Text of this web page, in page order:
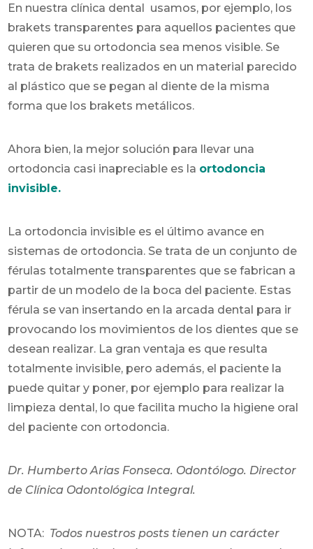
En nuestra clínica dental usamos, por ejemplo, los
brakets transparentes para aquellos pacientes que
quieren que su ortodoncia sea menos visible. Se
trata de brakets realizados en un material parecido
al plástico que se pegan al diente de la misma
forma que los brakets metálicos.
Ahora bien, la mejor solución para llevar una
ortodoncia casi inapreciable es la ortodoncia
invisible.
La ortodoncia invisible es el último avance en
sistemas de ortodoncia. Se trata de un conjunto de
férulas totalmente transparentes que se fabrican a
partir de un modelo de la boca del paciente. Estas
férula se van insertando en la arcada dental para ir
provocando los movimientos de los dientes que se
desean realizar. La gran ventaja es que resulta
totalmente invisible, pero además, el paciente la
puede quitar y poner, por ejemplo para realizar la
limpieza dental, lo que facilita mucho la higiene oral
del paciente con ortodoncia.
Dr. Humberto Arias Fonseca. Odontólogo. Director
de Clínica Odontológica Integral.
NOTA: Todos nuestros posts tienen un carácter